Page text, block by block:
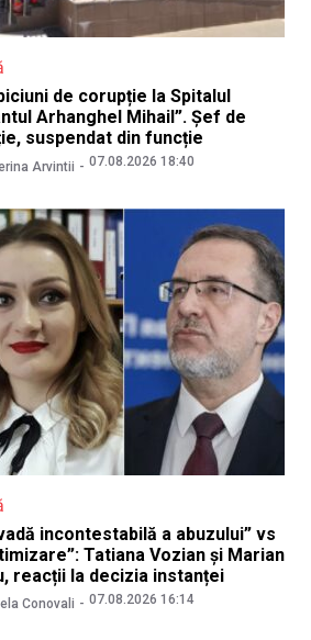
de corupție la Spitalul
Arhanghel Mihail”. Șef de
suspendat din funcție
Arvintii 07.08.2026 18:40
incontestabilă a abuzului” vs
Tatiana Vozian și Marian
reacții la decizia instanței
Conovali 07.08.2026 16:14